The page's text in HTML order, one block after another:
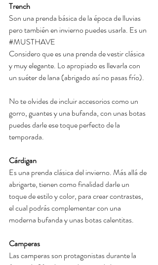
Trench
Son una prenda básica de la época de lluvias
pero también en invierno puedes usarla. Es un
#MUSTHAVE
Considero que es una prenda de vestir clásica
y muy elegante. Lo apropiado es llevarla con
un suéter de lana (abrigado así no pasas frío).
No te olvides de incluir accesorios como un
gorro, guantes y una bufanda, con unas botas
puedes darle ese toque perfecto de la
temporada.
Cárdigan
Es una prenda clásica del invierno. Más allá de
abrigarte, tienen como finalidad darle un
toque de estilo y color, para crear contrastes,
el cual podrás complementar con una
moderna bufanda y unas botas calentitas.
Camperas
Las camperas son protagonistas durante la